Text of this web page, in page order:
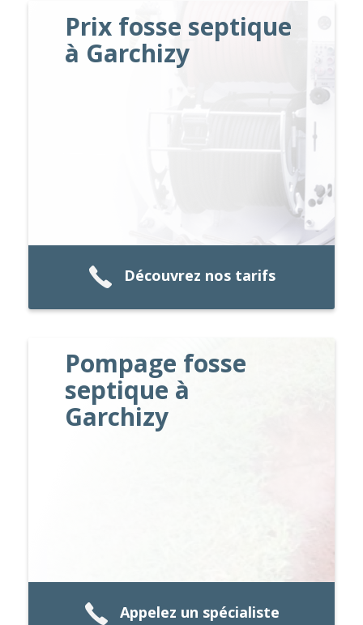
Prix fosse septique
à Garchizy
Découvrez nos tarifs
Pompage fosse
septique à
Garchizy
Appelez un spécialiste